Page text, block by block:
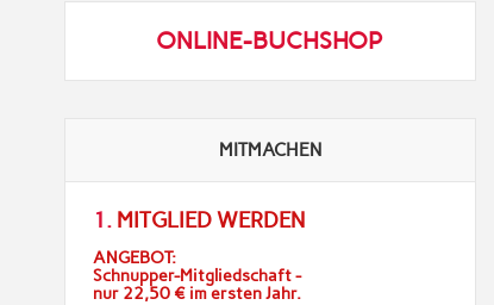
ONLINE-BUCHSHOP
MITMACHEN
1. MITGLIED WERDEN
ANGEBOT:
Schnupper-Mitgliedschaft -
nur 22,50 € im ersten Jahr.